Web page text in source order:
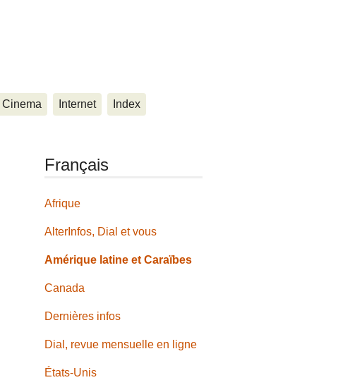
Cinema Internet Index
Français
Afrique
AlterInfos, Dial et vous
Amérique latine et Caraïbes
Canada
Dernières infos
Dial, revue mensuelle en ligne
États-Unis